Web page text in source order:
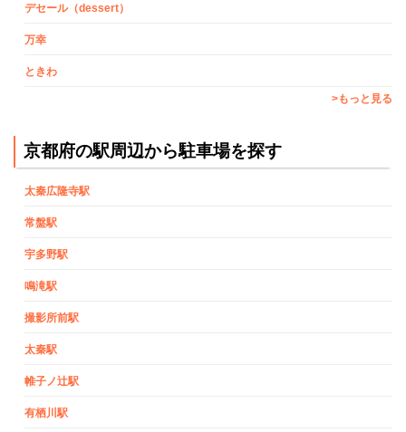
デセール（dessert）
万幸
ときわ
>もっと見る
京都府の駅周辺から駐車場を探す
太秦広隆寺駅
常盤駅
宇多野駅
鳴滝駅
撮影所前駅
太秦駅
帷子ノ辻駅
有栖川駅